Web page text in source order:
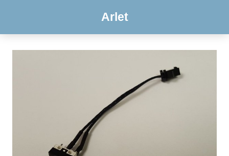
Arlet